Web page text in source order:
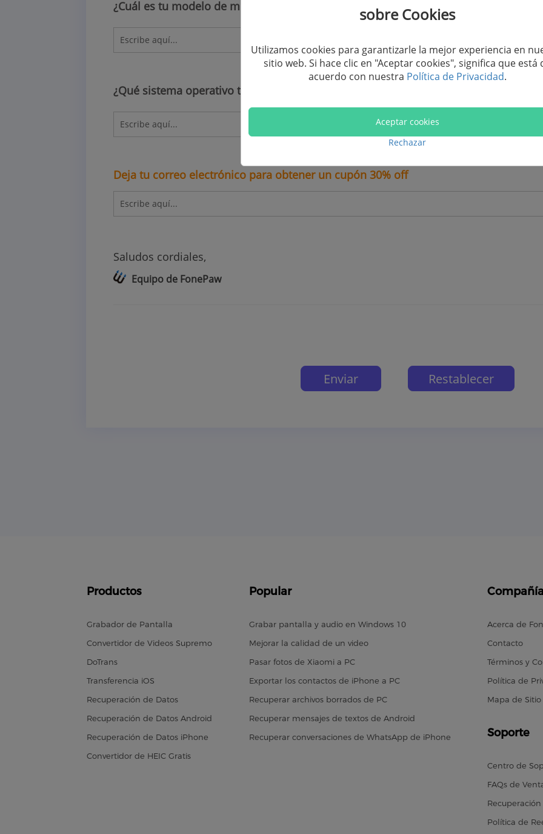
¿Cuál es tu modelo de móvil?
¿Qué sistema operativo tiene tu móvil?
Deja tu correo electrónico para obtener un cupón 30% off
Saludos cordiales,
Equipo de FonePaw
Productos
Grabador de Pantalla
Convertidor de Videos Supremo
DoTrans
Transferencia iOS
Recuperación de Datos
Recuperación de Datos Android
Recuperación de Datos iPhone
Convertidor de HEIC Gratis
Popular
Grabar pantalla y audio en Windows 10
Mejorar la calidad de un video
Pasar fotos de Xiaomi a PC
Exportar los contactos de iPhone a PC
Recuperar archivos borrados de PC
Recuperar mensajes de textos de Android
Recuperar conversaciones de WhatsApp de iPhone
Compañía
Acerca de
Contacto
Términos y
Política de
Mapa de Sitio
Soporte
Centro de
FAQs de
Política de
sobre Cookies
Utilizamos cookies para garantizarle la mejor experiencia en
sitio web. Si hace clic en "Aceptar cookies", significa que está
acuerdo con nuestra Política de Privacidad.
Aceptar cookies
Rechazar